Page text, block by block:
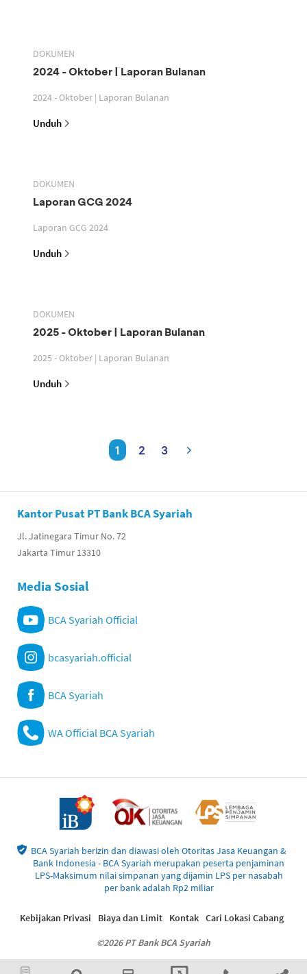
DOKUMEN
2024 - Oktober | Laporan Bulanan
2024 - Oktober | Laporan Bulanan
Unduh
DOKUMEN
Laporan GCG 2024
Laporan GCG 2024
Unduh
DOKUMEN
2025 - Oktober | Laporan Bulanan
2025 - Oktober | Laporan Bulanan
Unduh
1 2 3
Kantor Pusat PT Bank BCA Syariah
Jl. Jatinegara Timur No. 72
Jakarta Timur 13310
Media Sosial
BCA Syariah Official
bcasyariah.official
BCA Syariah
WA Official BCA Syariah
BCA Syariah berizin dan diawasi oleh Otoritas Jasa Keuangan &
Bank Indonesia - BCA Syariah merupakan peserta penjaminan
LPS-Maksimum nilai simpanan yang dijamin LPS per nasabah
per bank adalah Rp2 miliar
©2026 PT Bank BCA Syariah
Kebijakan Privasi Biaya dan Limit Kontak Cari Lokasi Cabang